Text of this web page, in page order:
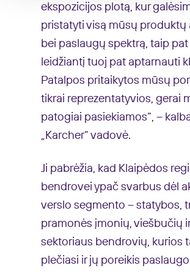
ekspozicijos plotą, kur
pristatyti visą mūsų produktų
bei paslaugų spektrą, taip pat
leidžiantį tuoj pat aptarnauti
Patalpos pritaikytos mūsų
tikrai reprezentatyvios, gerai
patogiai pasiekiamos“, –
„Karcher“ vadovė.
Ji pabrėžia, kad Klaipėdos
bendrovei ypač svarbus dėl
verslo segmento – statybos,
pramonės įmonių, viešbučių
sektoriaus bendrovių, kurios
plečiasi ir jų poreikis